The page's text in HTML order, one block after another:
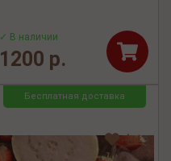
✓ В наличии
1200 р.
Бесплатная доставка